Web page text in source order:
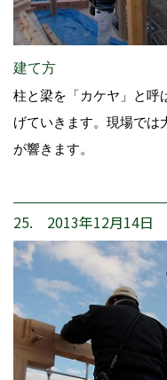
建て方
柱と梁を「カケヤ」と呼
げていきます。現場では
が響きます。
25. 2013年12月14日